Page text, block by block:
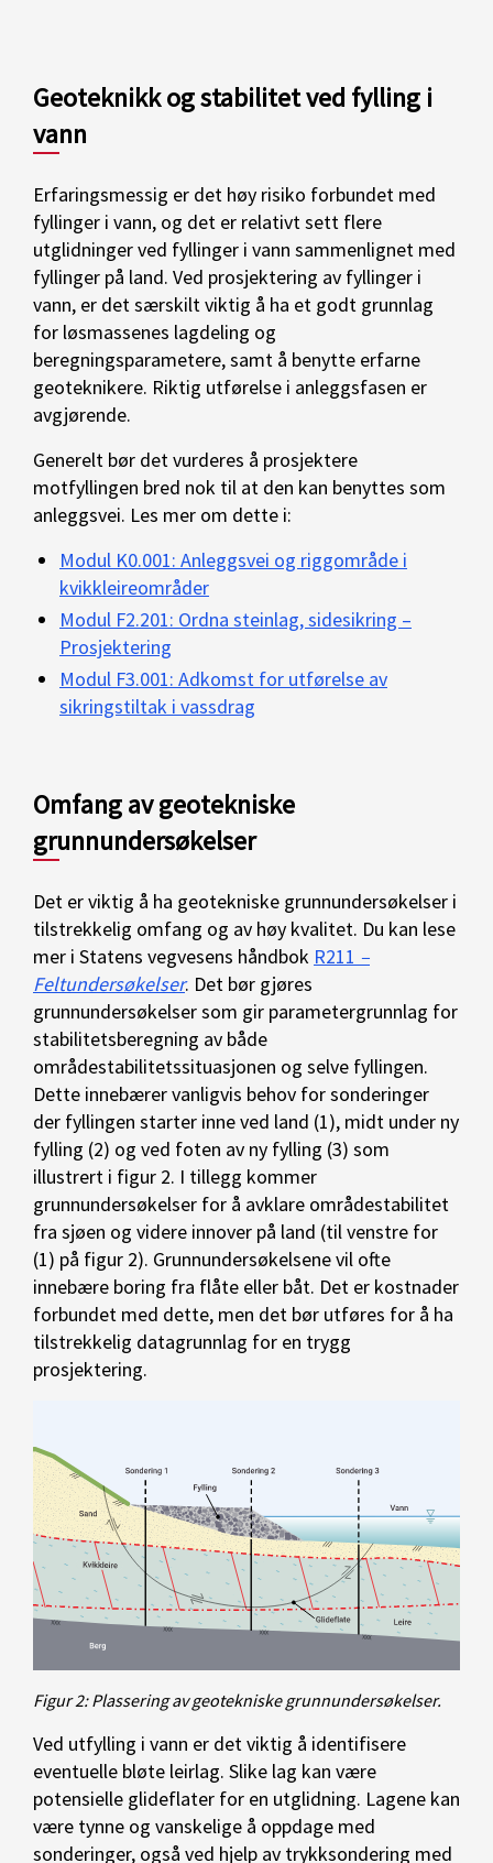
Geoteknikk og stabilitet ved fylling i
vann
Erfaringsmessig er det høy risiko forbundet med
fyllinger i vann, og det er relativt sett flere
utglidninger ved fyllinger i vann sammenlignet med
fyllinger på land. Ved prosjektering av fyllinger i
vann, er det særskilt viktig å ha et godt grunnlag
for løsmassenes lagdeling og
beregningsparametere, samt å benytte erfarne
geoteknikere. Riktig utførelse i anleggsfasen er
avgjørende.
Generelt bør det vurderes å prosjektere
motfyllingen bred nok til at den kan benyttes som
anleggsvei. Les mer om dette i:
Modul K0.001: Anleggsvei og riggområde i
kvikkleireområder
Modul F2.201: Ordna steinlag, sidesikring –
Prosjektering
Modul F3.001: Adkomst for utførelse av
sikringstiltak i vassdrag
Omfang av geotekniske
grunnundersøkelser
Det er viktig å ha geotekniske grunnundersøkelser i
tilstrekkelig omfang og av høy kvalitet. Du kan lese
mer i Statens vegvesens håndbok R211 –
Feltundersøkelser. Det bør gjøres
grunnundersøkelser som gir parametergrunnlag for
stabilitetsberegning av både
områdestabilitetssituasjonen og selve fyllingen.
Dette innebærer vanligvis behov for sonderinger
der fyllingen starter inne ved land (1), midt under ny
fylling (2) og ved foten av ny fylling (3) som
illustrert i figur 2. I tillegg kommer
grunnundersøkelser for å avklare områdestabilitet
fra sjøen og videre innover på land (til venstre for
(1) på figur 2). Grunnundersøkelsene vil ofte
innebære boring fra flåte eller båt. Det er kostnader
forbundet med dette, men det bør utføres for å ha
tilstrekkelig datagrunnlag for en trygg
prosjektering.
Figur 2: Plassering av geotekniske grunnundersøkelser.
Ved utfylling i vann er det viktig å identifisere
eventuelle bløte leirlag. Slike lag kan være
potensielle glideflater for en utglidning. Lagene kan
være tynne og vanskelige å oppdage med
sonderinger, også ved hjelp av trykksondering med